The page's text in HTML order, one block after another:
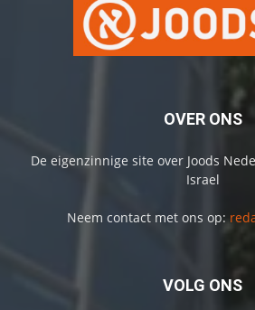
OVER ONS
De eigenzinnige site over Joods
Israel
Neem contact met ons op:
VOLG ONS